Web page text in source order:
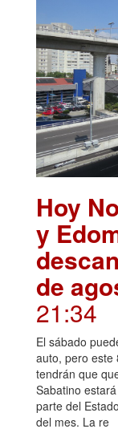
Hoy
y
de
21:34
El sábado
auto, pero este
tendrán que
Sabatino
parte del
del mes. La re